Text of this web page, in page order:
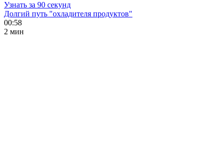
Узнать за 90 секунд
Долгий путь "охладителя продуктов"
00:58
2 мин